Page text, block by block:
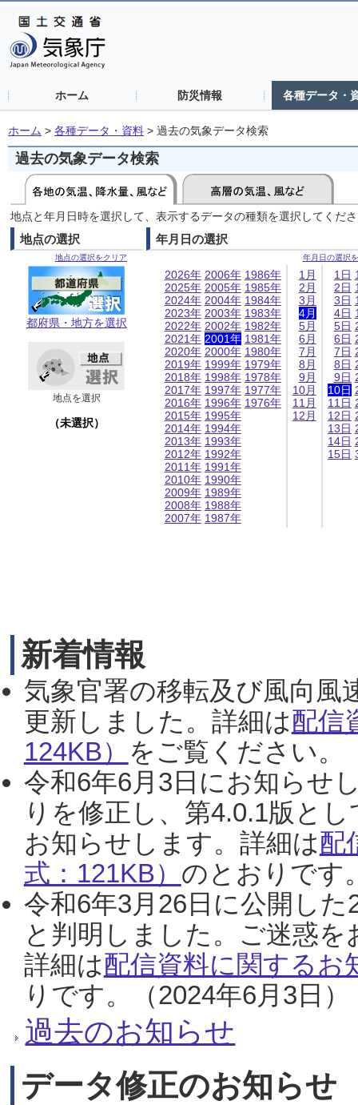
ホーム 防災情報 各種データ・
ホーム > 各種データ・資料 > 過去の気象データ検索
過去の気象データ検索
地点と年月日時を選択して、表示するデータの種類を選択してくだ
地点の選択
地点の選択をクリア
都府県・地方を選択
地点を選択
（未選択）
年月日の選択
年月日の選択
2026年
2025年
2024年
2023年
2022年
2021年
2020年
2019年
2018年
2017年
2016年
2015年
2014年
2013年
2012年
2011年
2010年
2009年
2008年
2007年
2006年
2005年
2004年
2003年
2002年
2001年
2000年
1999年
1998年
1997年
1996年
1995年
1994年
1993年
1992年
1991年
1990年
1989年
1988年
1987年
1986年
1985年
1984年
1983年
1982年
1981年
1980年
1979年
1978年
1977年
1976年
1月
2月
3月
4月
5月
6月
7月
8月
9月
10月
11月
12月
1日
2日
3日
4日
5日
6日
7日
8日
9日
10日
11日
12日
13日
14日
15日
新着情報
気象官署の移転及び風向風
更新しました。詳細は配信
124KB） をご覧ください。
令和6年6月3日にお知らせ
りを修正し、第4.0.1版と
お知らせします。詳細は配
式：121KB） のとおりです
令和6年3月26日に公開し
と判明しました。ご迷惑
詳細は配信資料に関するお
りです。（2024年6月3日）
過去のお知らせ
データ修正のお知らせ